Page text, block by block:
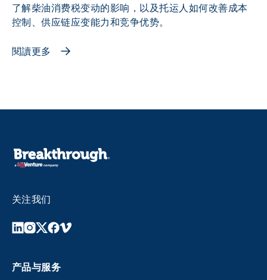
了解柴油消费税变动的影响，以及托运人如何改善成本
控制、供应链应变能力和竞争优势。
閱讀更多
关注我们
产品与服务